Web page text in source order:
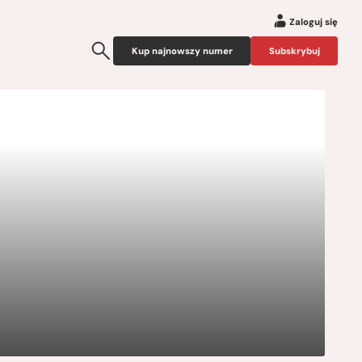
Zaloguj się
Kup najnowszy numer Subskrybuj